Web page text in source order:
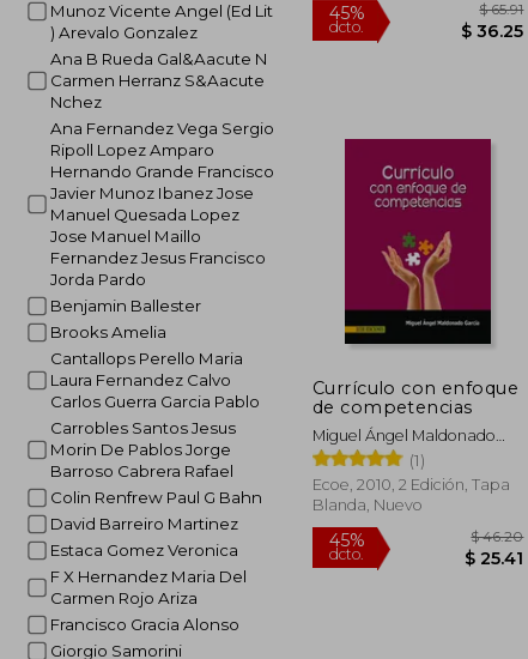
Munoz Vicente Angel (Ed Lit
) Arevalo Gonzalez
Ana B Rueda Gal&Aacute N
Carmen Herranz S&Aacute
Nchez
Ana Fernandez Vega Sergio
Ripoll Lopez Amparo
Hernando Grande Francisco
Javier Munoz Ibanez Jose
Manuel Quesada Lopez
Jose Manuel Maillo
Fernandez Jesus Francisco
Jorda Pardo
Benjamin Ballester
Brooks Amelia
Cantallops Perello Maria
Laura Fernandez Calvo
Carlos Guerra Garcia Pablo
Carrobles Santos Jesus
Morin De Pablos Jorge
Barroso Cabrera Rafael
Colin Renfrew Paul G Bahn
David Barreiro Martinez
Estaca Gomez Veronica
F X Hernandez Maria Del
Carmen Rojo Ariza
Francisco Gracia Alonso
Giorgio Samorini
Currículo con enfoque
de competencias
Miguel Ángel Maldonado
García
(1)
Ecoe, 2010, 2 Edición, Tapa
Blanda, Nuevo